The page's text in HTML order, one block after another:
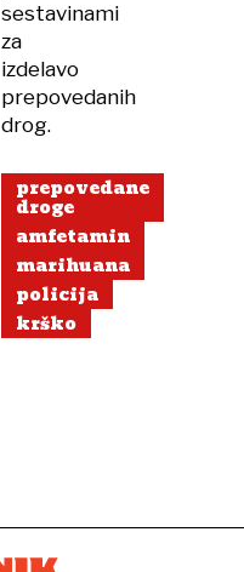
sestavinami
za
izdelavo
prepovedanih
drog.
prepovedane
droge
amfetamin
marihuana
policija
krško